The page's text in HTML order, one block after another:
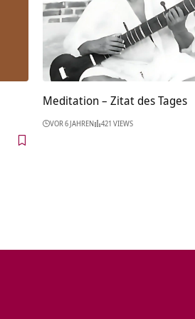
Meditation – Zitat des Tages
VOR 6 JAHREN 421 VIEWS